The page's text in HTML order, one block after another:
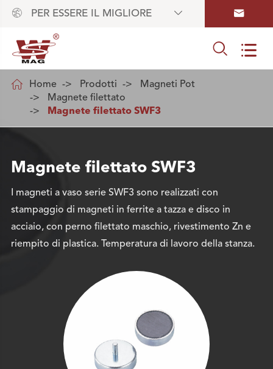
 PER ESSERE IL MIGLIORE  
 
 Home Prodotti
Magneti Pot
Magnete filettato
Magnete filettato SWF3
Magnete filettato SWF3
I magneti a vaso serie SWF3 sono realizzati con
stampaggio di magneti in ferrite a tazza e disco in
acciaio, con perno filettato maschio, rivestimento Zn e
riempito di plastica. Temperatura di lavoro della stanza.